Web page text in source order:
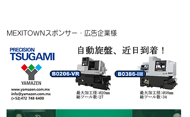
MEXITOWNスポンサー・広告企業様